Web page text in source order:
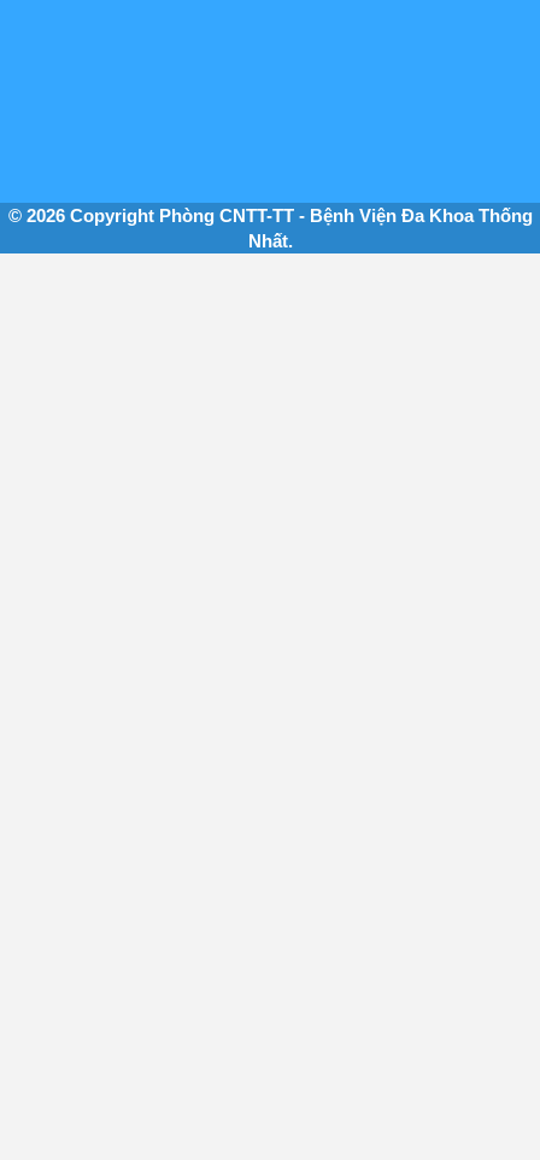
© 2026 Copyright Phòng CNTT-TT - Bệnh Viện Đa Khoa Thống
Nhất.